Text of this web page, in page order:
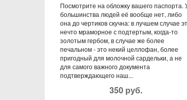
Посмотрите на обложку вашего паспорта.
большинства людей её вообще нет, либо
она до чертиков скучна: в лучшем случае
нечто мраморное с подтертым, когда-то
золотым гербом, в случае же более
печальном - это некий целлофан, более
пригодный для молочной сардельки, а не
для самого важного документа
подтверждающего наш...
350 руб.